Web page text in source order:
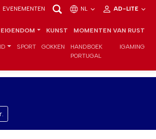
EVENEMENTEN NL AD-LITE
EIGENDOM KUNST MOMENTEN VAN RUST
SPORT GOKKEN
HANDBOEK
PORTUGAL
IGAMING